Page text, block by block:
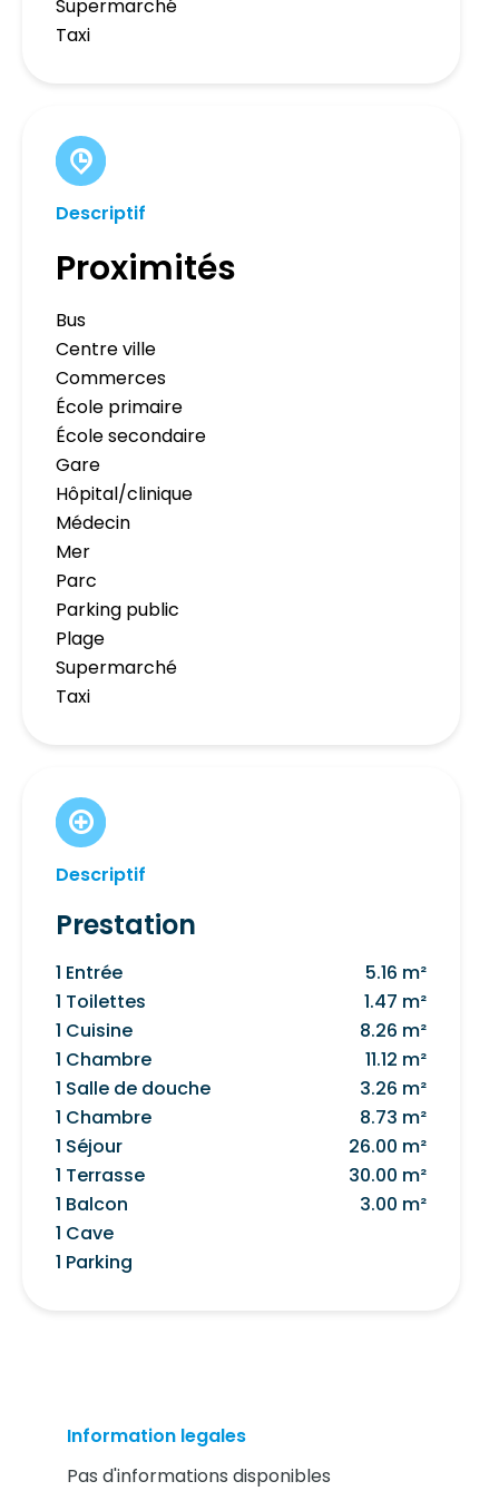
Supermarché
Taxi
Descriptif
Proximités
Bus
Centre ville
Commerces
École primaire
École secondaire
Gare
Hôpital/clinique
Médecin
Mer
Parc
Parking public
Plage
Supermarché
Taxi
Descriptif
Prestation
1 Entrée
5.16 m²
1 Toilettes
1.47 m²
1 Cuisine
8.26 m²
1 Chambre
11.12 m²
1 Salle de douche
3.26 m²
1 Chambre
8.73 m²
1 Séjour
26.00 m²
1 Terrasse
30.00 m²
1 Balcon
3.00 m²
1 Cave
1 Parking
Information legales
Pas d'informations disponibles